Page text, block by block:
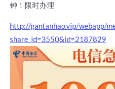
钟！限时办理
http://gantanhao.vip/webapp/
share_id=3550&id=2187829